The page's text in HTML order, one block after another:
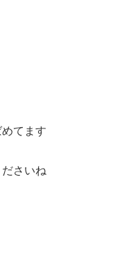
てます
さいね